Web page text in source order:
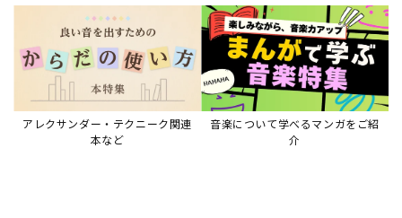
アレクサンダー・テクニーク関連
本など
音楽について学べるマンガをご紹
介